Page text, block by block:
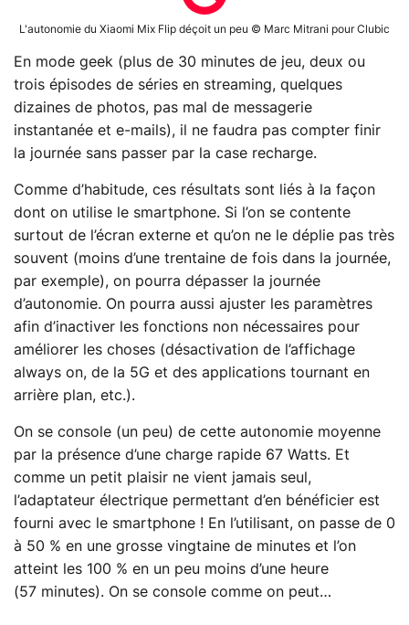
L'autonomie du Xiaomi Mix Flip déçoit un peu © Marc Mitrani pour Clubic
En mode geek (plus de 30 minutes de jeu, deux ou
trois épisodes de séries en streaming, quelques
dizaines de photos, pas mal de messagerie
instantanée et e-mails), il ne faudra pas compter finir
la journée sans passer par la case recharge.
Comme d’habitude, ces résultats sont liés à la façon
dont on utilise le smartphone. Si l’on se contente
surtout de l’écran externe et qu’on ne le déplie pas très
souvent (moins d’une trentaine de fois dans la journée,
par exemple), on pourra dépasser la journée
d’autonomie. On pourra aussi ajuster les paramètres
afin d’inactiver les fonctions non nécessaires pour
améliorer les choses (désactivation de l’affichage
always on, de la 5G et des applications tournant en
arrière plan, etc.).
On se console (un peu) de cette autonomie moyenne
par la présence d’une charge rapide 67 Watts. Et
comme un petit plaisir ne vient jamais seul,
l’adaptateur électrique permettant d’en bénéficier est
fourni avec le smartphone ! En l’utilisant, on passe de 0
à 50 % en une grosse vingtaine de minutes et l’on
atteint les 100 % en un peu moins d’une heure
(57 minutes). On se console comme on peut…